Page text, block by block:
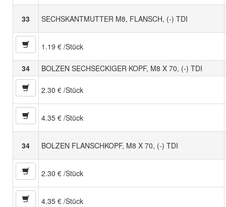
33 SECHSKANTMUTTER M8, FLANSCH, (-) TDI
1.19 € /Stück
34 BOLZEN SECHSECKIGER KOPF, M8 X 70, (-) TDI
2.30 € /Stück
4.35 € /Stück
34 BOLZEN FLANSCHKOPF, M8 X 70, (-) TDI
2.30 € /Stück
4.35 € /Stück